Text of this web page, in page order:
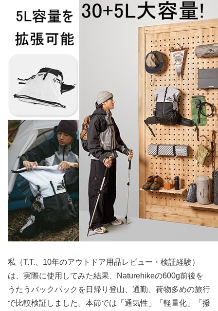
私（T.T.、10年のアウトドア用品レビュー・検証経験）
は、実際に使用してみた結果、Naturehikeの600g前後を
うたうバックパックを日帰り登山、通勤、荷物多めの旅行
で比較検証しました。本節では「通気性」「軽量化」「撥